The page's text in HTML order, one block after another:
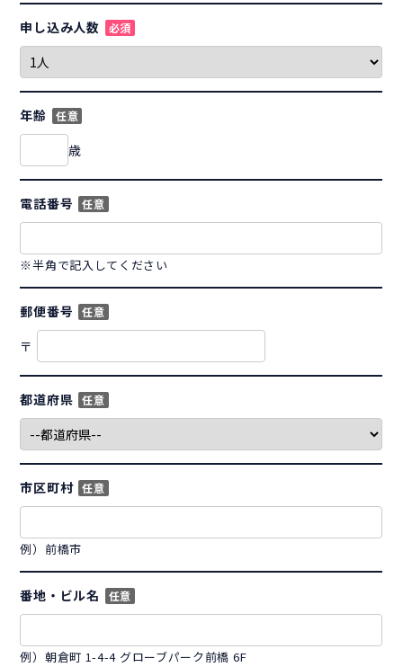
申し込み人数 必須
年齢 任意
歳
電話番号 任意
※半角で記入してください
郵便番号 任意
〒
都道府県 任意
市区町村 任意
例）前橋市
番地・ビル名 任意
例）朝倉町 1-4-4 グローブパーク前橋 6F